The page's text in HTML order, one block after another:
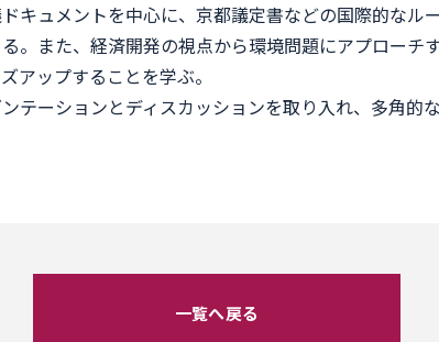
キュメントを中心に、京都議定書などの国際的なル
。また、経済開発の視点から環境問題にアプローチ
アップすることを学ぶ。
テーションとディスカッションを取り入れ、多角的
一覧へ戻る